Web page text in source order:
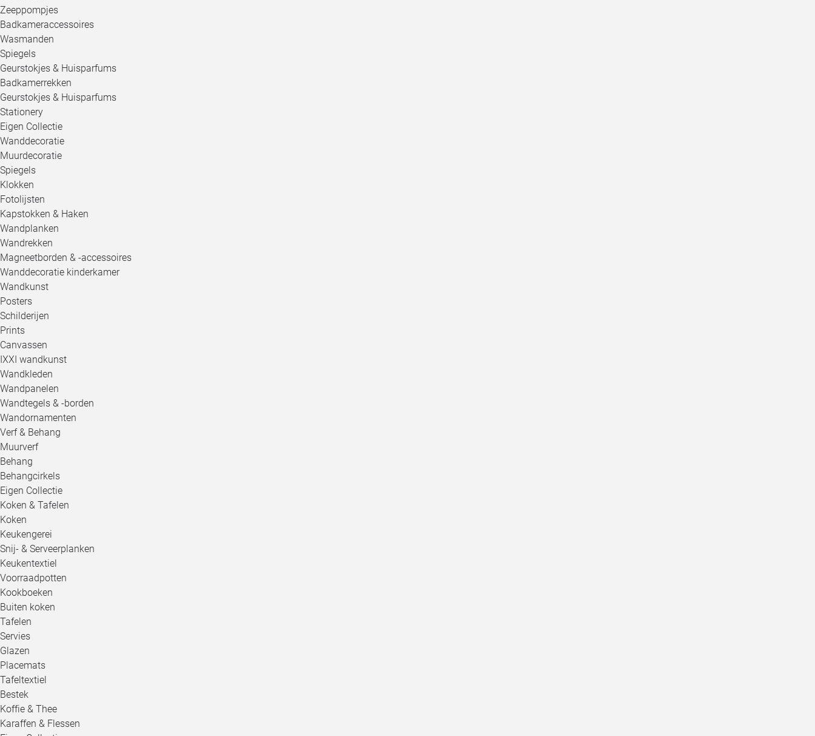
Zeeppompjes
Badkameraccessoires
Wasmanden
Spiegels
Geurstokjes & Huisparfums
Badkamerrekken
Geurstokjes & Huisparfums
Stationery
Eigen Collectie
Wanddecoratie
Muurdecoratie
Spiegels
Klokken
Fotolijsten
Kapstokken & Haken
Wandplanken
Wandrekken
Magneetborden & -accessoires
Wanddecoratie kinderkamer
Wandkunst
Posters
Schilderijen
Prints
Canvassen
IXXI wandkunst
Wandkleden
Wandpanelen
Wandtegels & -borden
Wandornamenten
Verf & Behang
Muurverf
Behang
Behangcirkels
Eigen Collectie
Koken & Tafelen
Koken
Keukengerei
Snij- & Serveerplanken
Keukentextiel
Voorraadpotten
Kookboeken
Buiten koken
Tafelen
Servies
Glazen
Placemats
Tafeltextiel
Bestek
Koffie & Thee
Karaffen & Flessen